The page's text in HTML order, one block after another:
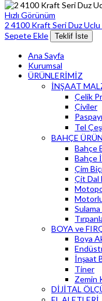
Hızlı Görünüm
2 4100 Kraft Seri Duz
Sepete Ekle
Teklif İste
Ana Sayfa
Kurumsal
ÜRÜNLERİMİZ
İNŞAAT
Çelik
Çiviler
Tel
BAHÇE
Bahçe
Bahçe
Çim
Çit Dal
BOYA ve
Boya
İnşaat
Tiner
Zemin
DİJİTAL